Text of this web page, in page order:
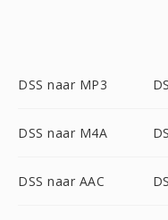
DSS naar MP3
DSS naar M4A
DSS naar AAC